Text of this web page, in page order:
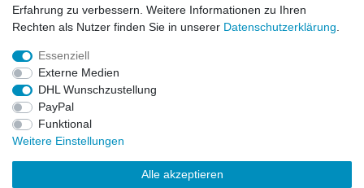
Impressum Daten­schutz­erklärung AGB Kontakt
© Copyright 2026 | Alle Rechte vorbehalten. HL-
Handelsgesellschaft mbH.
Alle Markennamen, Warenzeichen sowie sämtliche
Produktbilder und Beschreibungen sind Eigentum Ihrer
rechtmäßigen Eigentümer und dienen hier nur der
Erfahrung zu verbessern. Weitere Informationen zu Ihren
Rechten als Nutzer finden Sie in unserer Daten­schutz­erklärung
Essenziell
Externe Medien
DHL Wunschzustellung
PayPal
Funktional
Weitere Einstellungen
Alle akzeptieren